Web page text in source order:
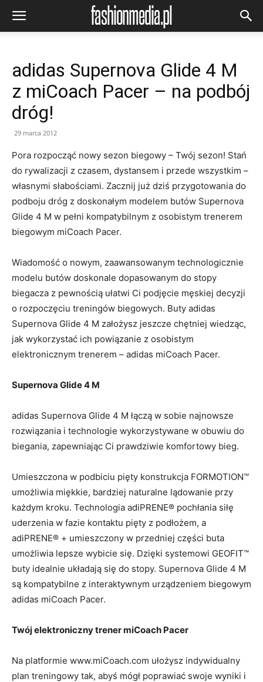
adidas Supernova Glide 4 M
z miCoach Pacer – na podbój
dróg!
29 marca 2012
Pora rozpocząć nowy sezon biegowy – Twój sezon! Stań
do rywalizacji z czasem, dystansem i przede wszystkim –
własnymi słabościami. Zacznij już dziś przygotowania do
podboju dróg z doskonałym modelem butów Supernova
Glide 4 M w pełni kompatybilnym z osobistym trenerem
biegowym miCoach Pacer.
Wiadomość o nowym, zaawansowanym technologicznie
modelu butów doskonale dopasowanym do stopy
biegacza z pewnością ułatwi Ci podjęcie męskiej decyzji
o rozpoczęciu treningów biegowych. Buty adidas
Supernova Glide 4 M założysz jeszcze chętniej wiedząc,
jak wykorzystać ich powiązanie z osobistym
elektronicznym trenerem – adidas miCoach Pacer.
Supernova Glide 4 M
adidas Supernova Glide 4 M łączą w sobie najnowsze
rozwiązania i technologie wykorzystywane w obuwiu do
biegania, zapewniając Ci prawdziwie komfortowy bieg.
Umieszczona w podbiciu pięty konstrukcja FORMOTION™
umożliwia miękkie, bardziej naturalne lądowanie przy
każdym kroku. Technologia adiPRENE® pochłania siłę
uderzenia w fazie kontaktu pięty z podłożem, a
adiPRENE® + umieszczony w przedniej części buta
umożliwia lepsze wybicie się. Dzięki systemowi GEOFIT™
buty idealnie układają się do stopy. Supernova Glide 4 M
są kompatybilne z interaktywnym urządzeniem biegowym
adidas miCoach Pacer.
Twój elektroniczny trener miCoach Pacer
Na platformie www.miCoach.com ułożysz indywidualny
plan treningowy tak, abyś mógł poprawiać swoje wyniki i